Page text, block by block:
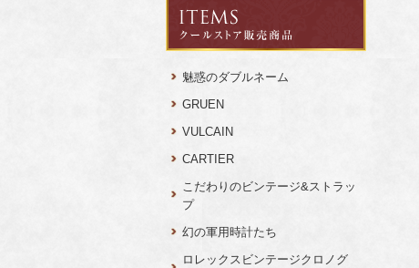
魅惑のダブルネーム
GRUEN
VULCAIN
CARTIER
こだわりのビンテージ&ストラッ
プ
幻の軍用時計たち
ロレックスビンテージクロノグ